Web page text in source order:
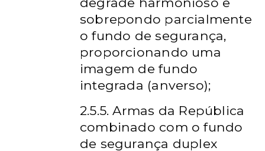
sobrepondo parcialmente
o fundo de segurança,
proporcionando uma
imagem de fundo
integrada (anverso);
2.5.5. Armas da República
combinado com o fundo
de segurança duplex